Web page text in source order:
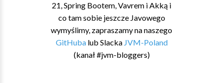
21, Spring Bootem, Vavrem i Akką i
co tam sobie jeszcze Javowego
wymyślimy, zapraszamy na naszego
GitHubalub Slacka JVM-Poland
(kanał #jvm-bloggers)